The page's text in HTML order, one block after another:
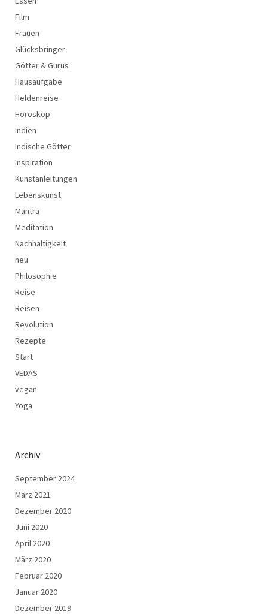
Film
Frauen
Glücksbringer
Götter & Gurus
Hausaufgabe
Heldenreise
Horoskop
Indien
Indische Götter
Inspiration
Kunstanleitungen
Lebenskunst
Mantra
Meditation
Nachhaltigkeit
neu
Philosophie
Reise
Reisen
Revolution
Rezepte
Start
VEDAS
vegan
Yoga
Archiv
September 2024
März 2021
Dezember 2020
Juni 2020
April 2020
März 2020
Februar 2020
Januar 2020
Dezember 2019